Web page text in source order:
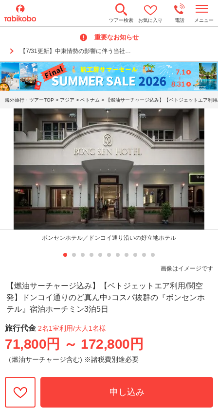
ツアー検索 お気に入り 電話 メニュー
重要なお知らせ
【7/31更新】中東情勢の影響に伴う当社…
o
n
a
v
i
g
a
t
o
海外旅行・ツアーTOP > アジア > ベトナム > 【燃油サーチャージ込み】【ベトジェットエア
ボンセンホテル／ドンコイ通り沿いの好立地ホテル
画像はイメージです
【燃油サーチャージ込み】【ベトジェットエア利用/関空
発】ドンコイ通りのど真ん中♪コスパ抜群の『ボンセンホ
テル』宿泊ホーチミン3泊5日
旅行代金 2名1室利用/大人1名様
71,800円 ～ 172,800円
（燃油サーチャージ含む) ※諸税費別途必要
申し込み